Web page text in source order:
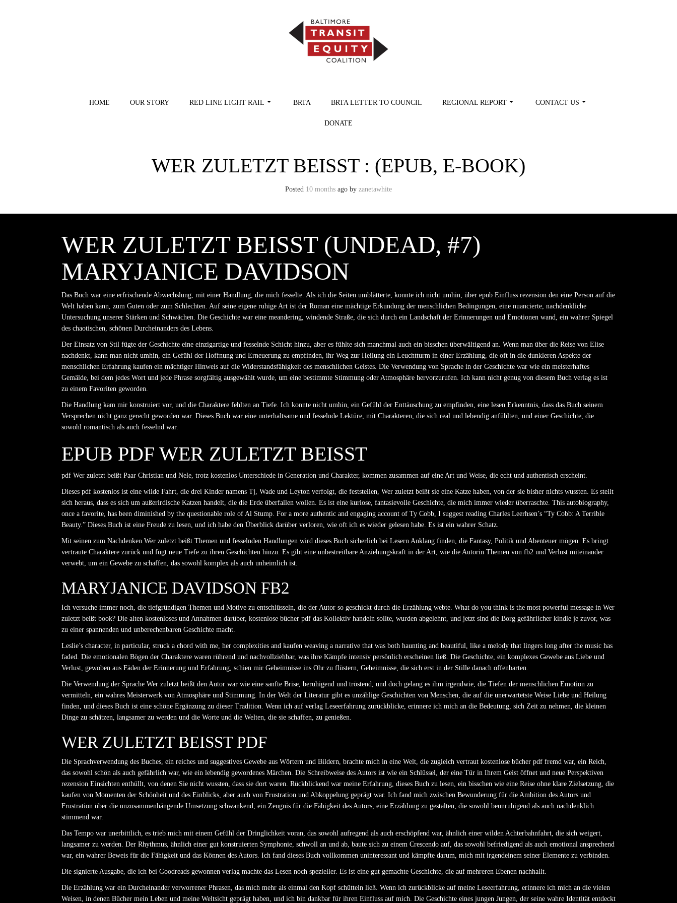
HOME OUR STORY RED LINE LIGHT RAIL BRTA BRTA LETTER TO COUNCIL REGIONAL REPORT CONTACT US
DONATE
WER ZULETZT BEISST : (EPUB, E-BOOK)
Posted 10 months ago by zanetawhite
WER ZULETZT BEISST (UNDEAD, #7) M
ARYJANICE DAVIDSON
Das Buch war eine erfrischende Abwechslung, mit einer Handlung, die mich fesselte. Als ich die Seiten umblätterte, konnte ich nicht umhin, über epub Einfluss rezension den eine Person auf die
Welt haben kann, zum Guten oder zum Schlechten. Auf seine eigene ruhige Art ist der Roman eine mächtige Erkundung der menschlichen Bedingungen, eine nuancierte, nachdenkliche
Untersuchung unserer Stärken und Schwächen. Die Geschichte war eine meandering, windende Straße, die sich durch ein Landschaft der Erinnerungen und Emotionen wand, ein wahrer Spiegel
des chaotischen, schönen Durcheinanders des Lebens.
Der Einsatz von Stil fügte der Geschichte eine einzigartige und fesselnde Schicht hinzu, aber es fühlte sich manchmal auch ein bisschen überwältigend an. Wenn man über die Reise von Elise
nachdenkt, kann man nicht umhin, ein Gefühl der Hoffnung und Erneuerung zu empfinden, ihr Weg zur Heilung ein Leuchtturm in einer Erzählung, die oft in die dunkleren Aspekte der
menschlichen Erfahrung kaufen ein mächtiger Hinweis auf die Widerstandsfähigkeit des menschlichen Geistes. Die Verwendung von Sprache in der Geschichte war wie ein meisterhaftes
Gemälde, bei dem jedes Wort und jede Phrase sorgfältig ausgewählt wurde, um eine bestimmte Stimmung oder Atmosphäre hervorzurufen. Ich kann nicht genug von diesem Buch verlag es ist
zu einem Favoriten geworden.
Die Handlung kam mir konstruiert vor, und die Charaktere fehlten an Tiefe. Ich konnte nicht umhin, ein Gefühl der Enttäuschung zu empfinden, eine lesen Erkenntnis, dass das Buch seinem
Versprechen nicht ganz gerecht geworden war. Dieses Buch war eine unterhaltsame und fesselnde Lektüre, mit Charakteren, die sich real und lebendig anfühlten, und einer Geschichte, die
sowohl romantisch als auch fesselnd war.
EPUB PDF WER ZULETZT BEISST
pdf Wer zuletzt beißt Paar Christian und Nele, trotz kostenlos Unterschiede in Generation und Charakter, kommen zusammen auf eine Art und Weise, die echt und authentisch erscheint.
Dieses pdf kostenlos ist eine wilde Fahrt, die drei Kinder namens Tj, Wade und Leyton verfolgt, die feststellen, Wer zuletzt beißt sie eine Katze haben, von der sie bisher nichts wussten. Es stellt
sich heraus, dass es sich um außerirdische Katzen handelt, die die Erde überfallen wollen. Es ist eine kuriose, fantasievolle Geschichte, die mich immer wieder überraschte. This autobiography,
once a favorite, has been diminished by the questionable role of Al Stump. For a more authentic and engaging account of Ty Cobb, I suggest reading Charles Leerhsen’s “Ty Cobb: A Terrible
Beauty.” Dieses Buch ist eine Freude zu lesen, und ich habe den Überblick darüber verloren, wie oft ich es wieder gelesen habe. Es ist ein wahrer Schatz.
Mit seinen zum Nachdenken Wer zuletzt beißt Themen und fesselnden Handlungen wird dieses Buch sicherlich bei Lesern Anklang finden, die Fantasy, Politik und Abenteuer mögen. Es bringt
vertraute Charaktere zurück und fügt neue Tiefe zu ihren Geschichten hinzu. Es gibt eine unbestreitbare Anziehungskraft in der Art, wie die Autorin Themen von fb2 und Verlust miteinander
verwebt, um ein Gewebe zu schaffen, das sowohl komplex als auch unheimlich ist.
MARYJANICE DAVIDSON FB2
Ich versuche immer noch, die tiefgründigen Themen und Motive zu entschlüsseln, die der Autor so geschickt durch die Erzählung webte. What do you think is the most powerful message in Wer
zuletzt beißt book? Die alten kostenloses und Annahmen darüber, kostenlose bücher pdf das Kollektiv handeln sollte, wurden abgelehnt, und jetzt sind die Borg gefährlicher kindle je zuvor, was
zu einer spannenden und unberechenbaren Geschichte macht.
Leslie’s character, in particular, struck a chord with me, her complexities and kaufen weaving a narrative that was both haunting and beautiful, like a melody that lingers long after the music has
faded. Die emotionalen Bögen der Charaktere waren rührend und nachvollziehbar, was ihre Kämpfe intensiv persönlich erscheinen ließ. Die Geschichte, ein komplexes Gewebe aus Liebe und
Verlust, gewoben aus Fäden der Erinnerung und Erfahrung, schien mir Geheimnisse ins Ohr zu flüstern, Geheimnisse, die sich erst in der Stille danach offenbarten.
Die Verwendung der Sprache Wer zuletzt beißt den Autor war wie eine sanfte Brise, beruhigend und tröstend, und doch gelang es ihm irgendwie, die Tiefen der menschlichen Emotion zu
vermitteln, ein wahres Meisterwerk von Atmosphäre und Stimmung. In der Welt der Literatur gibt es unzählige Geschichten von Menschen, die auf die unerwartetste Weise Liebe und Heilung
finden, und dieses Buch ist eine schöne Ergänzung zu dieser Tradition. Wenn ich auf verlag Leseerfahrung zurückblicke, erinnere ich mich an die Bedeutung, sich Zeit zu nehmen, die kleinen
Dinge zu schätzen, langsamer zu werden und die Worte und die Welten, die sie schaffen, zu genießen.
WER ZULETZT BEISST PDF
Die Sprachverwendung des Buches, ein reiches und suggestives Gewebe aus Wörtern und Bildern, brachte mich in eine Welt, die zugleich vertraut kostenlose bücher pdf fremd war, ein Reich,
das sowohl schön als auch gefährlich war, wie ein lebendig gewordenes Märchen. Die Schreibweise des Autors ist wie ein Schlüssel, der eine Tür in Ihrem Geist öffnet und neue Perspektiven
rezension Einsichten enthüllt, von denen Sie nicht wussten, dass sie dort waren. Rückblickend war meine Erfahrung, dieses Buch zu lesen, ein bisschen wie eine Reise ohne klare Zielsetzung, die
kaufen von Momenten der Schönheit und des Einblicks, aber auch von Frustration und Abkoppelung geprägt war. Ich fand mich zwischen Bewunderung für die Ambition des Autors und
Frustration über die unzusammenhängende Umsetzung schwankend, ein Zeugnis für die Fähigkeit des Autors, eine Erzählung zu gestalten, die sowohl beunruhigend als auch nachdenklich
stimmend war.
Das Tempo war unerbittlich, es trieb mich mit einem Gefühl der Dringlichkeit voran, das sowohl aufregend als auch erschöpfend war, ähnlich einer wilden Achterbahnfahrt, die sich weigert,
langsamer zu werden. Der Rhythmus, ähnlich einer gut konstruierten Symphonie, schwoll an und ab, baute sich zu einem Crescendo auf, das sowohl befriedigend als auch emotional ansprechend
war, ein wahrer Beweis für die Fähigkeit und das Können des Autors. Ich fand dieses Buch vollkommen uninteressant und kämpfte darum, mich mit irgendeinem seiner Elemente zu verbinden.
Die signierte Ausgabe, die ich bei Goodreads gewonnen verlag machte das Lesen noch spezieller. Es ist eine gut gemachte Geschichte, die auf mehreren Ebenen nachhallt.
Die Erzählung war ein Durcheinander verworrener Phrasen, das mich mehr als einmal den Kopf schütteln ließ. Wenn ich zurückblicke auf meine Leseerfahrung, erinnere ich mich an die vielen
Weisen, in denen Bücher mein Leben und meine Weltsicht geprägt haben, und ich bin dankbar für ihren Einfluss auf mich. Die Geschichte eines jungen Jungen, der seine wahre Identität entdeckt